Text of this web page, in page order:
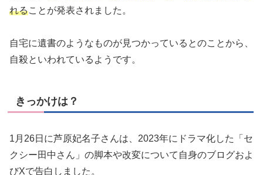
れることが発表されました。
自宅に遺書のようなものが見つかっているとのことから、
自殺といわれているようです。
きっかけは？
1月26日に芦原妃名子さんは、2023年にドラマ化した「セ
クシー田中さん」の脚本や改変について自身のブログおよ
びXで告白しました。